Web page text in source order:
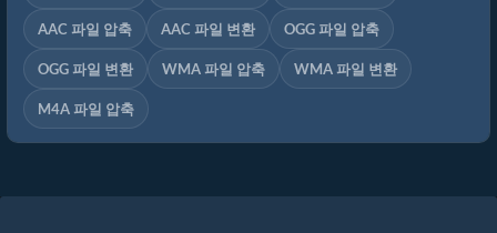
AAC 파일 압축 AAC 파일 변환 OGG 파일 압축
OGG 파일 변환 WMA 파일 압축 WMA 파일 변환
M4A 파일 압축